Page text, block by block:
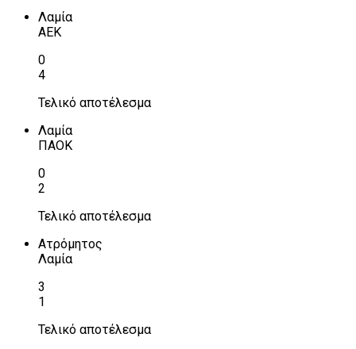
Λαμία
ΑΕΚ
0
4
Τελικό αποτέλεσμα
Λαμία
ΠΑΟΚ
0
2
Τελικό αποτέλεσμα
Ατρόμητος
Λαμία
3
1
Τελικό αποτέλεσμα